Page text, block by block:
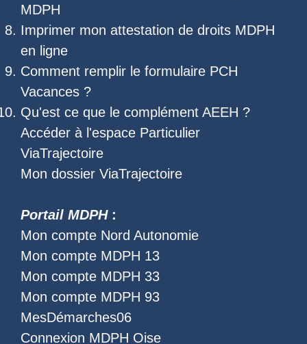
MDPH
Imprimer mon attestation de droits MDPH
en ligne
Comment remplir le formulaire PCH
Vacances ?
Qu'est ce que le complément AEEH ?
Accéder à l'espace Particulier
ViaTrajectoire
Mon dossier ViaTrajectoire
Portail MDPH:
Mon compte Nord Autonomie
Mon compte MDPH 13
Mon compte MDPH 33
Mon compte MDPH 93
MesDémarches06
Connexion MDPH Oise